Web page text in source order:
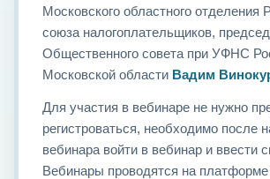
Московского областного отделения
союза налогоплательщиков,
Общественного совета при УФНС
Московской области Вадим
Для участия в вебинаре не нужно
регистроваться, необходимо после
вебинара войти в вебинар и ввести
Вебинары проводятся на